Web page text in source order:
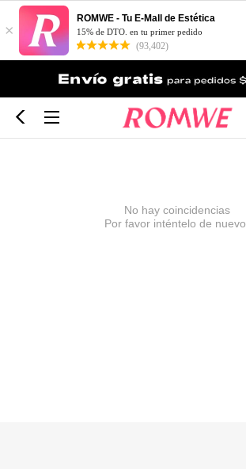
×
ROMWE - Tu E-Mall de Estética
15% de DTO. en tu primer pedido
(93,402)
No hay coincidencias
Por favor inténtelo de nuevo.